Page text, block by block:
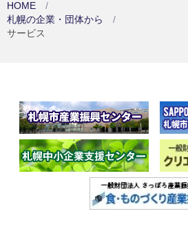
HOME
札幌の企業・団体から
サービス